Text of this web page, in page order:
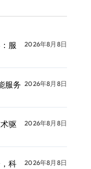
服
2026年8月8日
服务 2026年8月8日
驱
2026年8月8日
科
2026年8月8日